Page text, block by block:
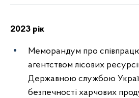
2023 рік
Меморандум про
агентством лісових
Державною службою
безпечності харчових